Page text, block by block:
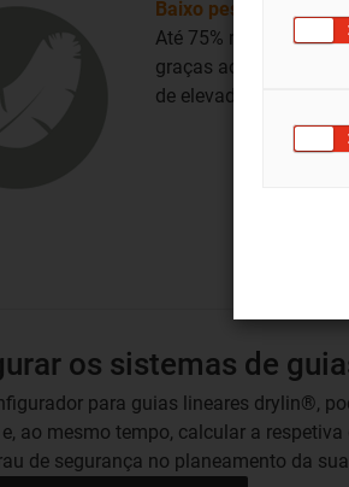
Baixo peso
Até 75% mais leves
graças aos polímeros
de elevada performance
os sistemas de
para guias lineares drylin®,
ao mesmo tempo, calcular a
de segurança no planeamento da